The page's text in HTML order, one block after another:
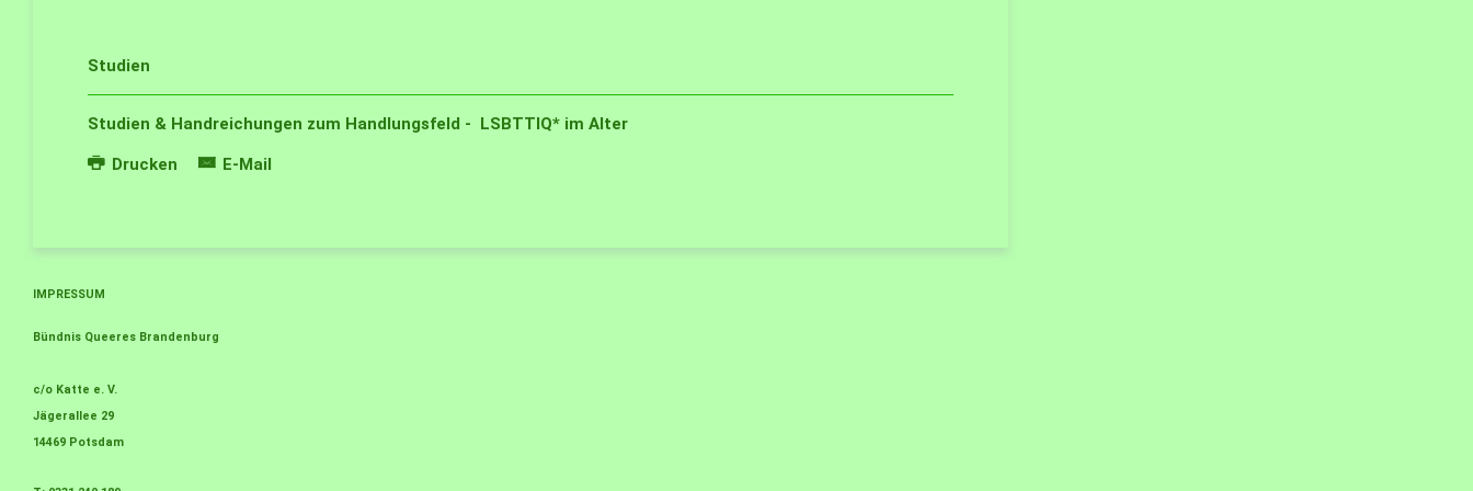
Studien
Studien & Handreichungen zum Handlungsfeld - LSBTTIQ* im Alter
Drucken E-Mail
IMPRESSUM
Bündnis Queeres Brandenburg
c/o Katte e. V.
Jägerallee 29
14469 Potsdam